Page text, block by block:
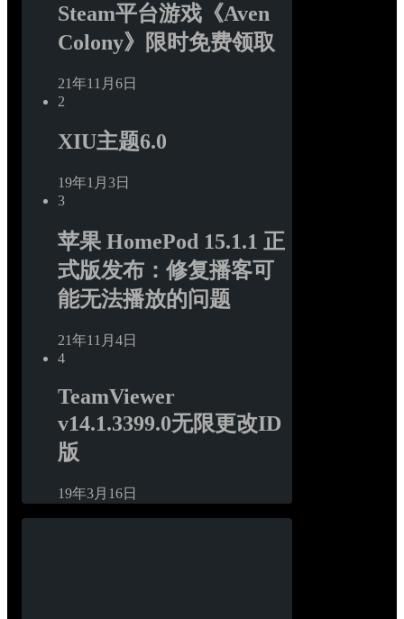
Steam平台游戏《Aven
Colony》限时免费领取
21年11月6日
2
XIU主题6.0
19年1月3日
3
苹果 HomePod 15.1.1 正
式版发布：修复播客可
能无法播放的问题
21年11月4日
4
TeamViewer
v14.1.3399.0无限更改ID
版
19年3月16日